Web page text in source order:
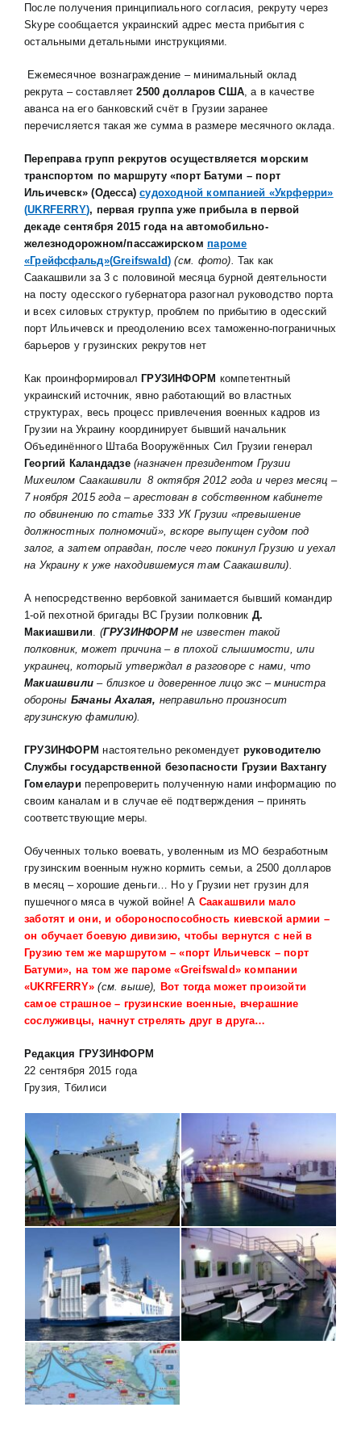
После получения принципиального согласия, рекруту через
Skype сообщается украинский адрес места прибытия с
остальными детальными инструкциями.
Ежемесячное вознаграждение – минимальный оклад
рекрута – составляет2500 долларов США, а в качестве
аванса на его банковский счёт в Грузии заранее
перечисляется такая же сумма в размере месячного оклада.
Переправа групп рекрутов осуществляется морским
транспортом по маршруту «порт Батуми – порт
Ильичевск» (Одесса)судоходной компанией «Укрферри»
(UKRFERRY), первая группа уже прибыла в первой
декаде сентября 2015 года на автомобильно-
железнодорожном/пассажирском пароме
«Грейфсфальд»(Greifswald) (см. фото).
Так как
Саакашвили за 3 с половиной месяца бурной деятельности
на посту одесского губернатора разогнал руководство порта
и всех силовых структур, проблем по прибытию в одесский
порт Ильичевск и преодолению всех таможенно-пограничных
барьеров у грузинских рекрутов нет
Как проинформировал ГРУЗИНФОРМ компетентный
украинский источник, явно работающий во властных
структурах, весь процесс привлечения военных кадров из
Грузии на Украину координирует бывший начальник
Объединённого Штаба Вооружённых Сил Грузии генерал
Георгий Каландадзе (назначен президентом Грузии
Михеилом Саакашвили 8 октября 2012 года и через месяц –
7 ноября 2015 года – арестован в собственном кабинете
по обвинению по статье 333 УК Грузии «превышение
должностных полномочий», вскоре выпущен судом под
залог, а затем оправдан, после чего покинул Грузию и уехал
на Украину к уже находившемуся там Саакашвили)
А непосредственно вербовкой занимается бывший командир
1-ой пехотной бригады ВС Грузии полковник Д.
Макиашвили
(ГРУЗИНФОРМне известен такой
полковник, может причина – в плохой слышимости, или
украинец, который утверждал в разговоре с нами, что
Макиашвили – близкое и доверенное лицо экс – министра
обороны Бачаны Ахалая, неправильно произносит
грузинскую фамилию).
ГРУЗИНФОРМ настоятельно рекомендует руководителю
Службы государственной безопасности Грузии Вахтангу
Гомелаури перепроверить полученную нами информацию по
своим каналам и в случае её подтверждения – принять
соответствующие меры.
Обученных только воевать, уволенным из МО безработным
грузинским военным нужно кормить семьи, а 2500 долларов
в месяц – хорошие деньги… Но у Грузии нет грузин для
пушечного мяса в чужой войне! А Саакашвили мало
заботят и они, и обороноспособность киевской армии –
он обучает боевую дивизию, чтобы вернутся с ней в
Грузию тем же маршрутом – «порт Ильичевск – порт
Батуми», на том же пароме«Greifswald» компании
«UKRFERRY» (см. выше),
Вот тогда может произойти
самое страшное – грузинские военные, вчерашние
сослуживцы, начнут стрелять друг в друга…
Редакция ГРУЗИНФОРМ
22 сентября 2015 года
Грузия, Тбилиси